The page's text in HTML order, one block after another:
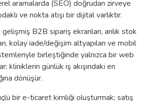
aramalarda (SEO) doğrudan zirveye
ve nokta atışı bir dijital varlıktır.
B2B sipariş ekranları, anlık stok
kolay iade/değişim altyapıları ve mobil
birleştiğinde yalnızca bir web
kliniklerin günlük iş akışındaki en
dönüşür.
bir e-ticaret kimliği oluşturmak; satış